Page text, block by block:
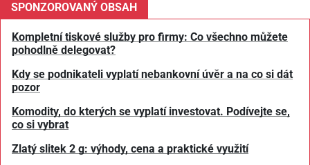
SPONZOROVANÝ OBSAH
Kompletní tiskové služby pro firmy: Co všechno můžete
pohodlně delegovat?
Kdy se podnikateli vyplatí nebankovní úvěr a na co si dát
pozor
Komodity, do kterých se vyplatí investovat. Podívejte se,
co si vybrat
Zlatý slitek 2 g: výhody, cena a praktické využití